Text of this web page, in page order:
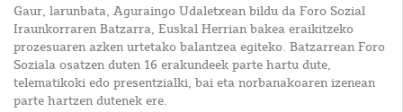
Gaur, larunbata, Aguraingo Udaletxean bildu da Foro Sozial
Iraunkorraren Batzarra, Euskal Herrian bakea eraikitzeko
prozesuaren azken urtetako balantzea egiteko. Batzarrean Foro
Soziala osatzen duten 16 erakundeek parte hartu dute,
telematikoki edo presentzialki, bai eta norbanakoaren izenean
parte hartzen dutenek ere.